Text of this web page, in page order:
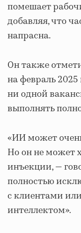
помешает
добавляя, что
напрасна.
Он также
на февраль
ни одной
выполнять
«ИИ может
Но он не может
инъекции, —
полностью
с клиентами
интеллектом».